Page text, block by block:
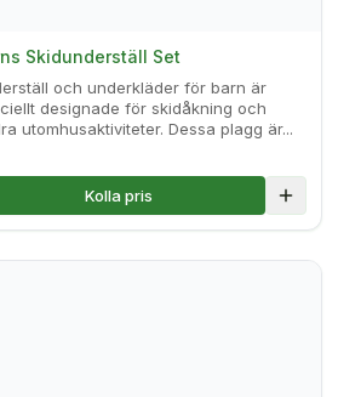
Skidunderställ Set
och underkläder för barn är
designade för skidåkning och
utomhusaktiviteter. Dessa plagg är...
Kolla pris Lägg